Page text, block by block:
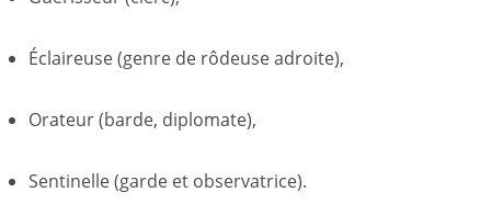
Éclaireuse (genre de rôdeuse adroite),
Orateur (barde, diplomate),
Sentinelle (garde et observatrice).